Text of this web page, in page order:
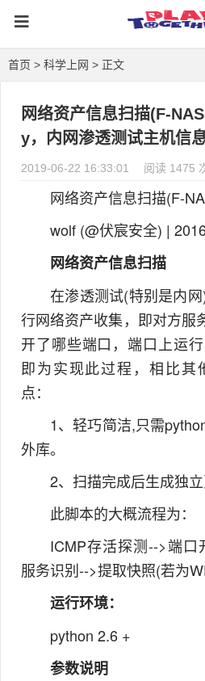
首页 > 科学上网 > 正文
网络资产信息扫描(F-
y，内网渗透测试主机信
2019-06-22 16:33:01 阅读 1475
网络资产信息扫描(F-
wolf (@伏宸安全) |
网络资产信息扫描
在渗透测试(特别是内
行网络资产收集，即对方服
开了哪些端口，端口上运
即为实现此过程，相比其
点：
1、轻巧简洁,只需
外库。
2、扫描完成后生成独立
此脚本的大概流程为：
ICMP存活探测-->端
服务识别-->提取快照(若为
运行环境：
python 2.6 +
参数说明